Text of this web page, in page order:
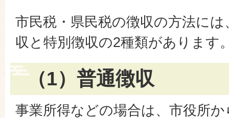
市民税・県民税の徴収の方法に
収と特別徴収の2種類があります
（1）普通徴収
事業所得などの場合は、市役所